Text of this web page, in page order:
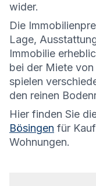
wider.
Die
Lage,
Immobilie
bei der Miete
spielen
den reinen
Hier finden Sie
Bösingen für
Wohnungen.